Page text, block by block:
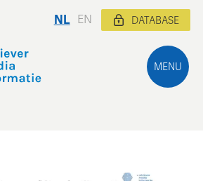
MENU
NL EN DATABASE